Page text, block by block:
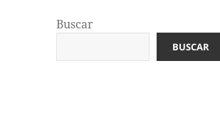
Buscar
BUSCAR